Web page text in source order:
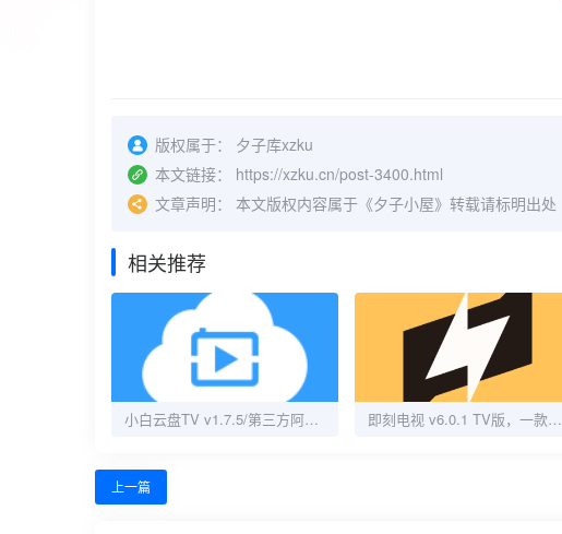
版权属于：
夕子库xzku
本文链接：
https://xzku.cn/post-3400.html
文章声明：
本文版权内容属于《夕子小屋》转载请标明出处
相关推荐
小白云盘TV v1.7.5/第三方阿里云盘TV版 即刻电视 v6.0.1 TV版，一款免费电视直播软件
上一篇